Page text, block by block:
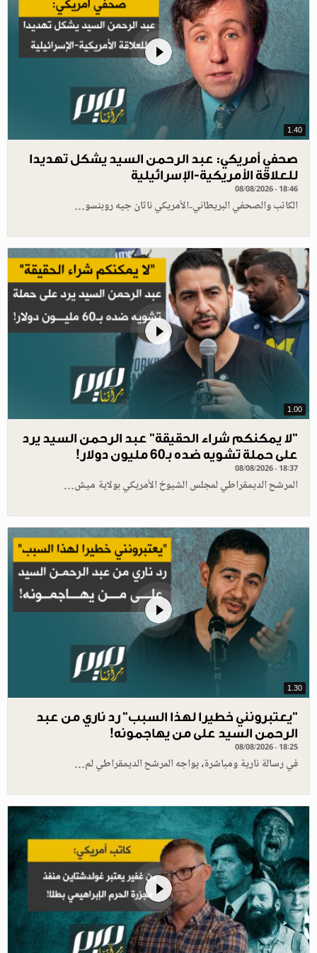
1.40
صحفي أمريكي: عبد الرحمن السيد يشكل تهديدا
للعلاقة الأمريكية-الإسرائيلية
08/08/2026 - 18:46
الكاتب والصحفي البريطاني-الأمريكي ناثان جيه روبنسو…
1.00
"لا يمكنكم شراء الحقيقة" عبد الرحمن السيد يرد
على حملة تشويه ضده بـ60 مليون دولار!
08/08/2026 - 18:37
المرشح الديمقراطي لمجلس الشيوخ الأمريكي بولاية ميش…
1.30
"يعتبرونني خطيرا لهذا السبب" رد ناري من عبد
الرحمن السيد على من يهاجمونه!
08/08/2026 - 18:25
في رسالة نارية ومباشرة، يواجه المرشح الديمقراطي لم…